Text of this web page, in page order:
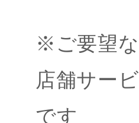
※ご要望
店舗サー
です